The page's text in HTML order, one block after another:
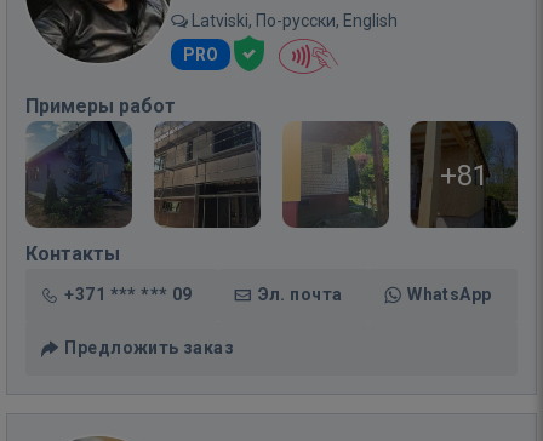
Latviski, По-русски, English
PRO
Примеры работ
+81
Контакты
+371 *** *** 09 Эл. почта WhatsApp
Предложить заказ